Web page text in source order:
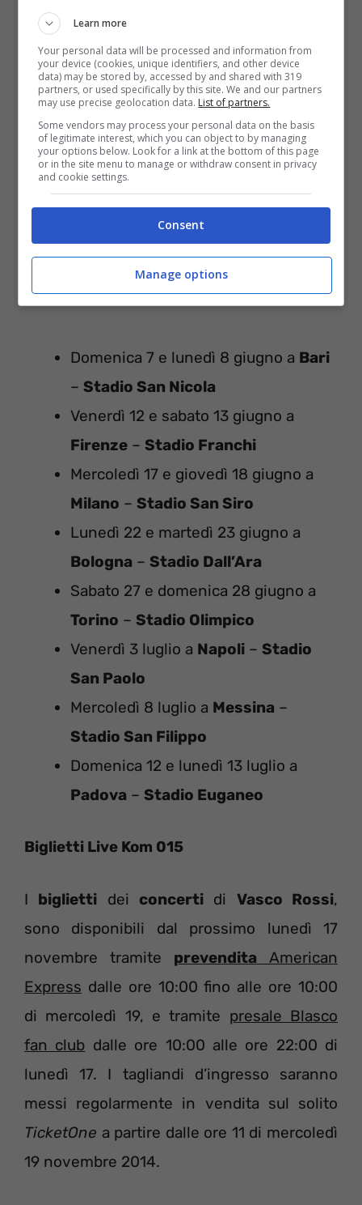
Vasco Rossi Tour 2015 – Calendario dei
concerti
Domenica 7 e lunedì 8 giugno a Bari
– Stadio San Nicola
Venerdì 12 e sabato 13 giugno a
Firenze – Stadio Franchi
Mercoledì 17 e giovedì 18 giugno a
Milano – Stadio San Siro
Lunedì 22 e martedì 23 giugno a
Bologna – Stadio Dall’Ara
Sabato 27 e domenica 28 giugno a
Torino – Stadio Olimpico
Venerdì 3 luglio a Napoli – Stadio
San Paolo
Mercoledì 8 luglio a Messina –
Stadio San Filippo
Domenica 12 e lunedì 13 luglio a
Padova – Stadio Euganeo
Biglietti Live Kom 015
I biglietti dei concerti di Vasco Rossi,
sono disponibili dal prossimo lunedì 17
novembre tramite prevendita American
Express dalle ore 10:00 fino alle ore 10:00
di mercoledì 19, e tramite presale Blasco
fan club dalle ore 10:00 alle ore 22:00 di
lunedì 17. I tagliandi d’ingresso saranno
messi regolarmente in vendita sul solito
TicketOne a partire dalle ore 11 di mercoledì
19 novembre 2014.
Learn more
Your personal data will be processed and information from
your device (cookies, unique identifiers, and other device
data) may be stored by, accessed by and shared with 319
partners, or used specifically by this site. We and our partners
may use precise geolocation data. List of partners.
Some vendors may process your personal data on the basis
of legitimate interest, which you can object to by managing
your options below. Look for a link at the bottom of this page
or in the site menu to manage or withdraw consent in privacy
and cookie settings.
Consent
Manage options